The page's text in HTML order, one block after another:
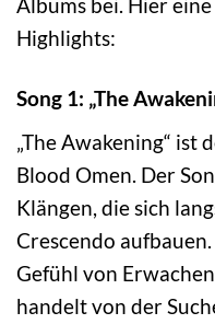
Albums bei. Hier
Highlights:
Song 1: „The
„The Awakening“ ist
Blood Omen. Der
Klängen, die sich
Crescendo
Gefühl von
handelt von der